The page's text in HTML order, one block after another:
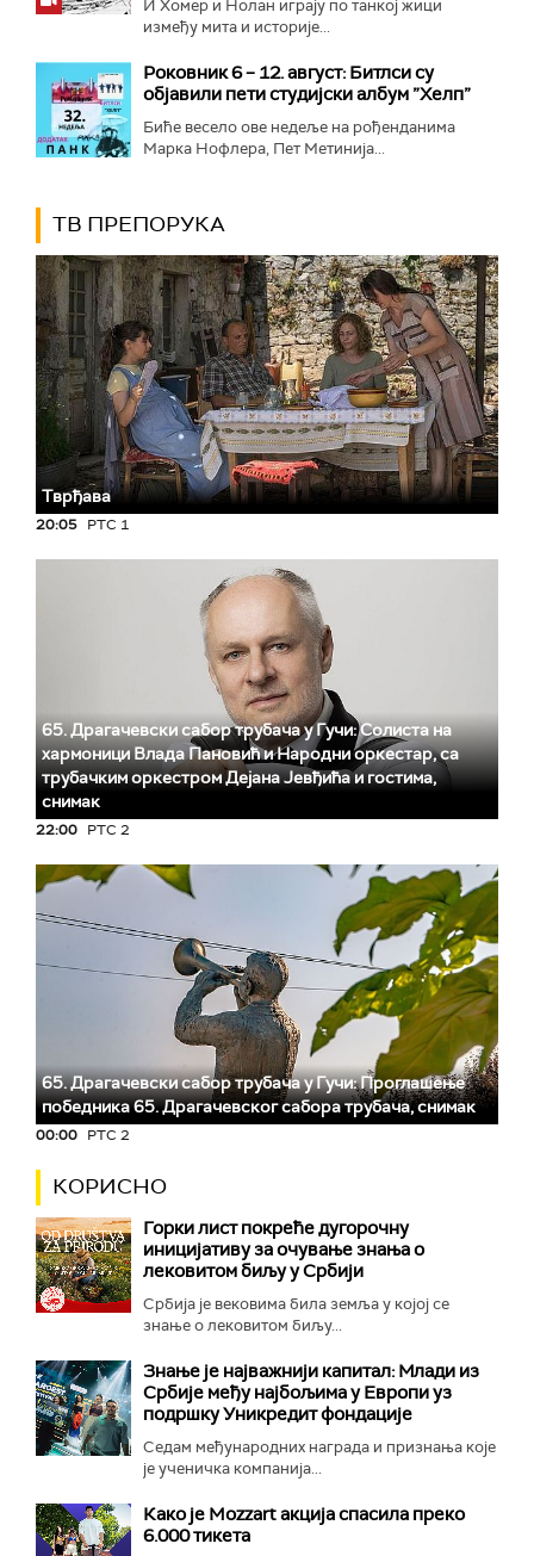
И Хомер и Нолан играју по танкој жици
између мита и историје...
Роковник 6 – 12. август: Битлси су
објавили пети студијски албум ”Хелп”
Биће весело ове недеље на рођенданима
Марка Нофлера, Пет Метинија...
ТВ ПРЕПОРУКА
Тврђава
20:05 РТС 1
65. Драгачевски сабор трубача у Гучи: Солиста на
хармоници Влада Пановић и Народни оркестар, са
трубачким оркестром Дејана Јевђића и гостима,
снимак
22:00 РТС 2
65. Драгачевски сабор трубача у Гучи: Проглашење
победника 65. Драгачевског сабора трубача, снимак
00:00 РТС 2
КОРИСНО
Горки лист покреће дугорочну
иницијативу за очување знања о
лековитом биљу у Србији
Србија је вековима била земља у којој се
знање о лековитом биљу...
Знање је најважнији капитал: Млади из
Србије међу најбољима у Европи уз
подршку Уникредит фондације
Седам међународних награда и признања које
је ученичка компанија...
Како је Mozzart акција спасила преко
6.000 тикета